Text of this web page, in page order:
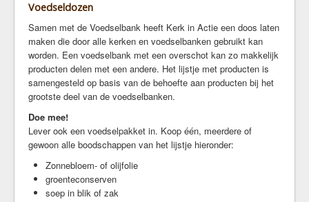
Komende Erediensten
Kapeldienst
Zondagse Eredienst
Avondgebed
Bijzondere diensten
Kerkdienst gemist
Ouder-en-kind vieringen
Kerkdienst bij stukjes en beetjes
Jeugd/jongeren
Voedseldozen
Samen met de Voedselbank heeft Kerk in Actie een doos laten
maken die door alle kerken en voedselbanken gebruikt kan
worden. Een voedselbank met een overschot kan zo makkelijk
producten delen met een andere. Het lijstje met producten is
samengesteld op basis van de behoefte aan producten bij het
grootste deel van de voedselbanken.
Doe mee!
Lever ook een voedselpakket in. Koop één, meerdere of
gewoon alle boodschappen van het lijstje hieronder:
Zonnebloem- of olijfolie
groenteconserven
soep in blik of zak